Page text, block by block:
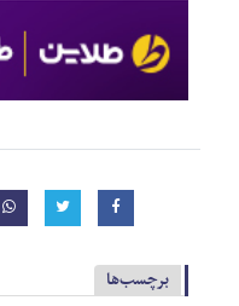
برچسب‌ها